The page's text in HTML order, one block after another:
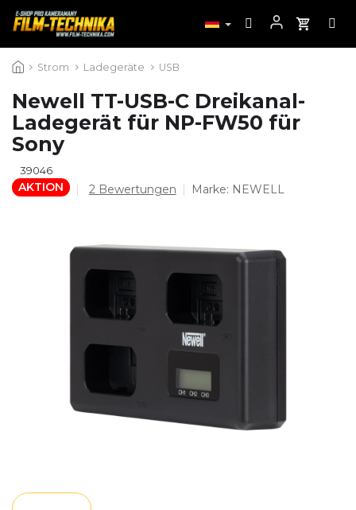
Inhalt Strom Ladegeräte USB
Newell TT-USB-C Dreikanal-
Ladegerät für NP-FW50 für
Sony
39046
AKTION
Die
5,0
Sternen.
2 Bewertungen Marke: NEWELL